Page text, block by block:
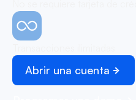
Abrir una cuenta